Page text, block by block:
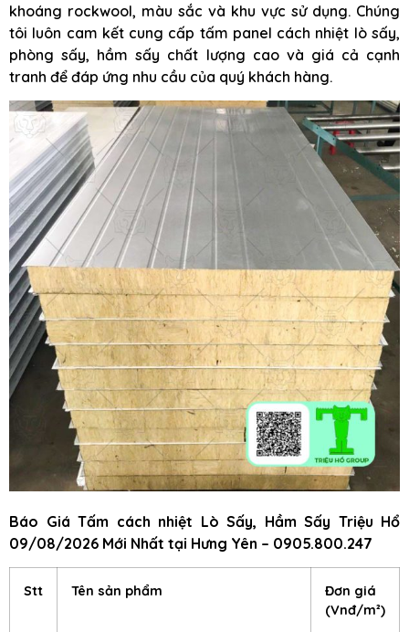
khoáng rockwool, màu sắc và khu vực sử dụng. Chúng
tôi luôn cam kết cung cấp tấm panel cách nhiệt lò sấy,
phòng sấy, hầm sấy chất lượng cao và giá cả cạnh
tranh để đáp ứng nhu cầu của quý khách hàng.
Báo Giá Tấm cách nhiệt Lò Sấy, Hầm Sấy Triệu Hổ
09/08/2026 Mới Nhất tại Hưng Yên – 0905.800.247
Stt Tên sản phẩm
Đơn giá
(Vnđ/m²)